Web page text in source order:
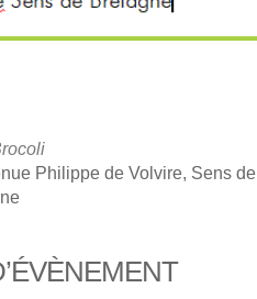
iCalendar
Philippe de Volvire, Sens de